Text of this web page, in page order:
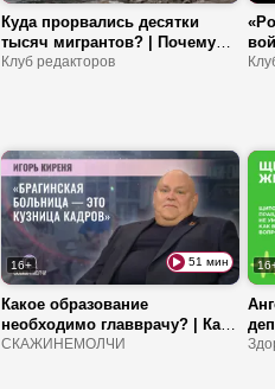
Куда прорвались десятки
тысяч мигрантов? | Почему
обвиняют администрацию
Клуб редакторов
16+ 51 мин
Какое образование
необходимо главврачу? | Как
работают передвижные
СКАЖИНЕМОЛЧИ